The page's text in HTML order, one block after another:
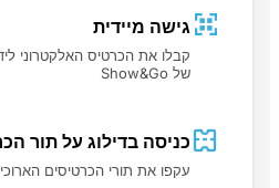
גישה מיידית
של Show&Go
כניסה בדילוג על תור
עקפו את תורי הכרטיסים